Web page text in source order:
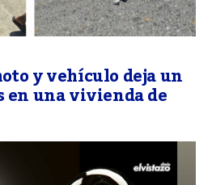
y vehículo deja un
en una vivienda de